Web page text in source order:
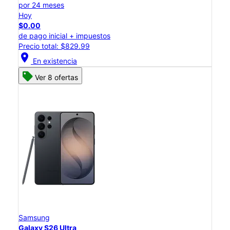
por 24 meses
Hoy
$0.00
de pago inicial + impuestos
Precio total: $829.99
location_on En existencia
Ver 8 ofertas
Samsung
Galaxy S26 Ultra